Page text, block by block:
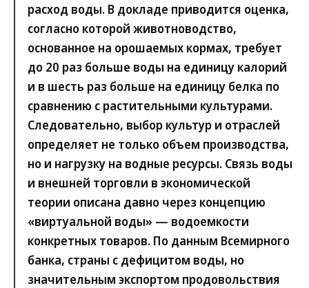
расход воды. В докладе приводится оценка,
согласно которой животноводство,
основанное на орошаемых кормах, требует
до 20 раз больше воды на единицу калорий
и в шесть раз больше на единицу белка по
сравнению с растительными культурами.
Следовательно, выбор культур и отраслей
определяет не только объем производства,
но и нагрузку на водные ресурсы. Связь воды
и внешней торговли в экономической
теории описана давно через концепцию
«виртуальной воды» — водоемкости
конкретных товаров. По данным Всемирного
банка, страны с дефицитом воды, но
значительным экспортом продовольствия